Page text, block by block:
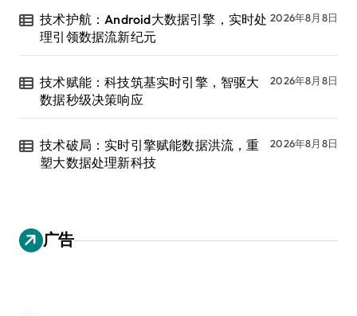
技术护航：Android大数据引擎，实时处
理引领数据流新纪元
2026年8月8日
技术赋能：科技筑基实时引擎，智驱大
数据秒级决策响应
2026年8月8日
技术破局：实时引擎赋能数据洪流，重
塑大数据处理新科技
2026年8月8日
广告